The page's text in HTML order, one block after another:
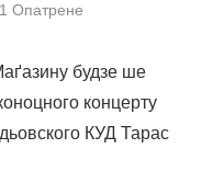
Опатрене
будзе ше
концерту
КУД Тарас